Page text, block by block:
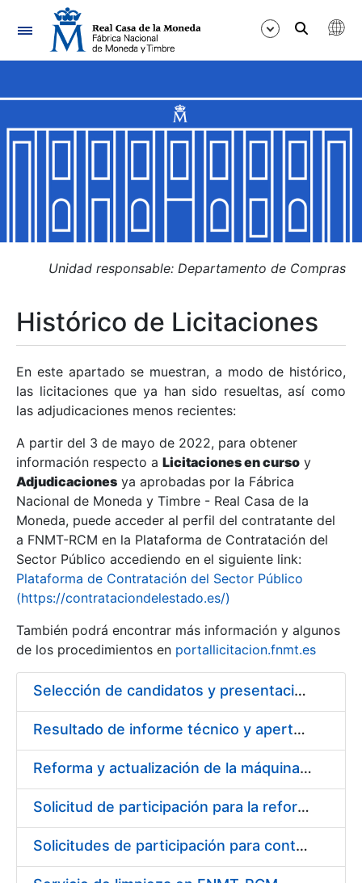
Navegación
Mostrar/Ocultar
Mostrar/Ocultar
Mostrar/Ocultar
Mostrar/Ocultar
Mostrar/Ocultar
Mostrar/Ocultar
Unidad responsable: Departamento de Compras
Histórico de Licitaciones
En este apartado se muestran, a modo de histórico,
las licitaciones que ya han sido resueltas, así como
las adjudicaciones menos recientes:
A partir del 3 de mayo de 2022, para obtener
información respecto a Licitaciones en curso y
Adjudicaciones ya aprobadas por la Fábrica
Nacional de Moneda y Timbre - Real Casa de la
Moneda, puede acceder al perfil del contratante del
a FNMT-RCM en la Plataforma de Contratación del
Sector Público accediendo en el siguiente link:
Plataforma de Contratación del Sector Público
(https://contrataciondelestado.es/)
También podrá encontrar más información y algunos
de los procedimientos en portallicitacion.fnmt.es
Selección de candidatos y presentación de ofertas para contratación de los trabajos necesarios para acorazar almacén de seguridad
Resultado de informe técnico y apertura sobre económico
Reforma y actualización de la máquina de papel de seguridad de la FNMT-RCM en sus instalaciones de Burgos
Solicitud de participación para la reforma y actualización de la máquina de papel de seguridad de la FNMT-RCM en sus instalaciones de Burgos
Solicitudes de participación para contratación de los trabajos necesarios para acorazar almacén de seguridad